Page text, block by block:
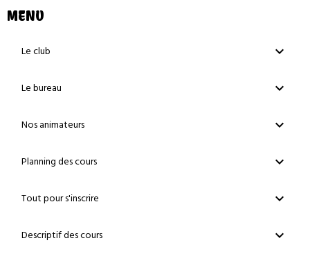
MENU
Le club
Le bureau
Nos animateurs
Planning des cours
Tout pour s'inscrire
Descriptif des cours